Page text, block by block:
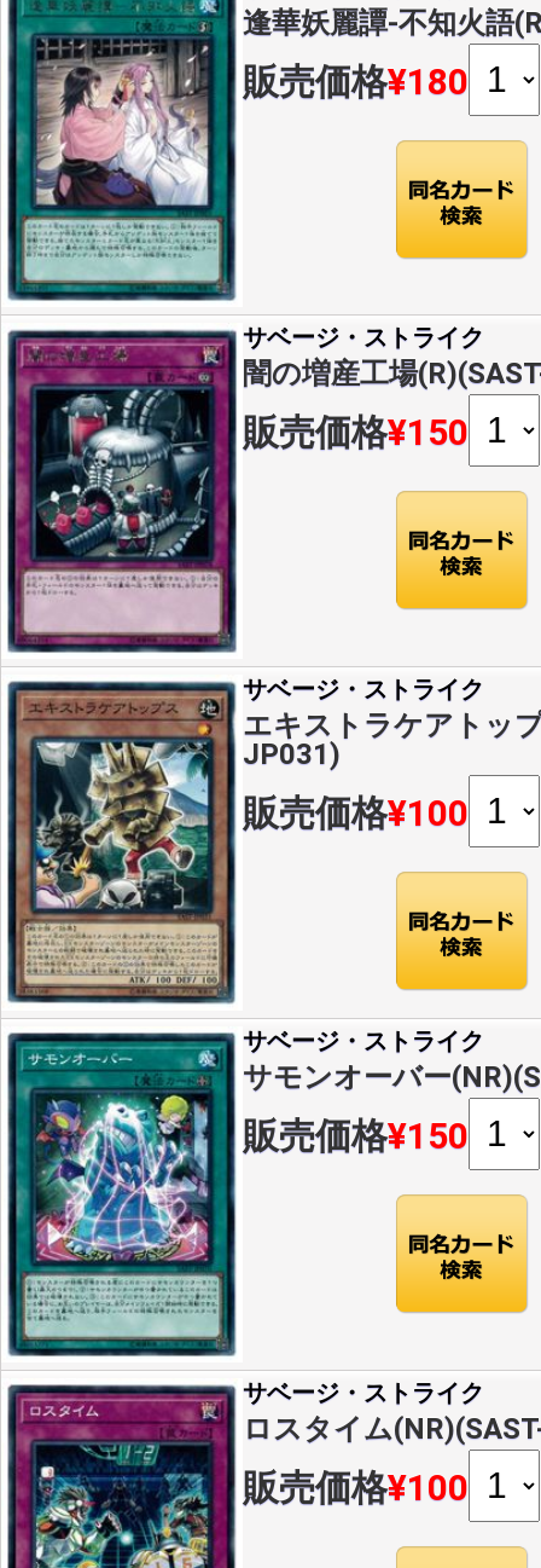
逢華妖麗譚-不知火語
販売価格¥180
サベージ・ストライク
闇の増産工場
販売価格¥150
サベージ・ストライク
エキストラケアトッ
JP031)
販売価格¥100
サベージ・ストライク
サモンオーバー
販売価格¥150
サベージ・ストライク
ロスタイム
販売価格¥100